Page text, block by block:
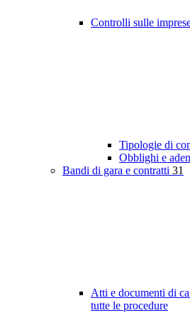
Controlli sulle
Tipologie di
Obblighi e
Bandi di gara e contratti 31
Atti e documenti di
tutte le procedure